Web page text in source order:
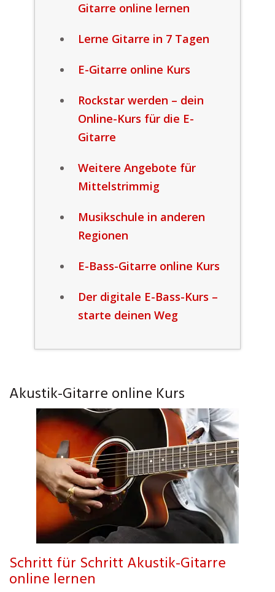
Gitarre online lernen
Lerne Gitarre in 7 Tagen
E-Gitarre online Kurs
Rockstar werden – dein
Online-Kurs für die E-
Gitarre
Weitere Angebote für
Mittelstrimmig
Musikschule in anderen
Regionen
E-Bass-Gitarre online Kurs
Der digitale E-Bass-Kurs –
starte deinen Weg
Akustik-Gitarre online Kurs
Schritt für Schritt Akustik-Gitarre
online lernen